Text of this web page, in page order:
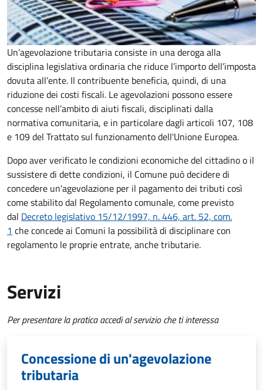
Un’agevolazione tributaria consiste in una deroga alla
disciplina legislativa ordinaria che riduce l’importo dell’imposta
dovuta all’ente. Il contribuente beneficia, quindi, di una
riduzione dei costi fiscali. Le agevolazioni possono essere
concesse nell’ambito di aiuti fiscali, disciplinati dalla
normativa comunitaria, e in particolare dagli articoli 107, 108
e 109 del Trattato sul funzionamento dell'Unione Europea.
Dopo aver verificato le condizioni economiche del cittadino o il
sussistere di dette condizioni, il Comune può decidere di
concedere un'agevolazione per il pagamento dei tributi così
come stabilito dal Regolamento comunale, come previsto
dal Decreto legislativo 15/12/1997, n. 446, art. 52, com.
1 che concede ai Comuni la possibilità di disciplinare con
regolamento le proprie entrate, anche tributarie.
Servizi
Per presentare la pratica accedi al servizio che ti interessa
Concessione di un'agevolazione
tributaria